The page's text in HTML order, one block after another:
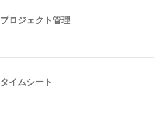
プロジェクト管理
タイムシート